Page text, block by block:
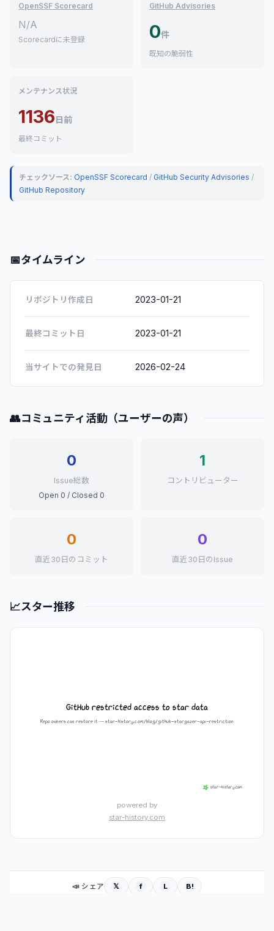
OpenSSF Scorecard
N/A
Scorecardに未登録
GitHub Advisories
0件
既知の脆弱性
メンテナンス状況
1136日前
最終コミット
チェックソース: OpenSSF Scorecard / GitHub Security Advisories /
GitHub Repository
📅タイムライン
リポジトリ作成日 2023-01-21
最終コミット日 2023-01-21
当サイトでの発見日 2026-02-24
👥コミュニティ活動（ユーザーの声）
0
Issue総数
Open 0 / Closed 0
1
コントリビューター
0
直近30日のコミット
0
直近30日のIssue
📈スター推移
powered by
star-history.com
📣 シェア 𝕏 f L B!